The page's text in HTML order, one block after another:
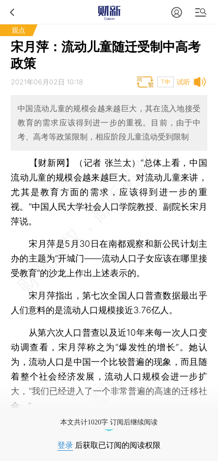
观点
宋月萍：流动儿童随迁受制中高考
政策
试听
2021年06月02日 10:18 T中
中国流动儿童的规模会越来越巨大，其在流入地接受
教育的需求应该得到进一步的重视。目前，由于中
考、高考等政策限制，相应阶段儿童流动受到限制
【财新网】（记者 张兰太）“总体上看，中国
流动儿童的规模会越来越巨大。对流动儿童来讲，
尤其是教育方面的需求，应该得到进一步的重
视。”中国人民大学社会人口学院教授、副院长宋月
萍说。
宋月萍是5月30日在南都观察和新公民计划主
办的主题为“开城门——流动人口子女应该在哪里接
受教育”的沙龙上作出上述表示的。
宋月萍指出，第七次全国人口普查数据最出乎
人们意料的是流动人口规模接近3.76亿人。
从第六次人口普查以及近10年来每一次人口变
动调查看，宋月萍称之为“爆发性的增长”。她认
为，流动人口是中国一个比较普遍的现象，而且随
着整个社会经济发展，流动人口规模会进一步扩
大，“我们已经进入了一个非常普遍的高速的迁移社
会。”
本文共计1020字 订阅后继续阅读
登录 后获取已订阅的阅读权限